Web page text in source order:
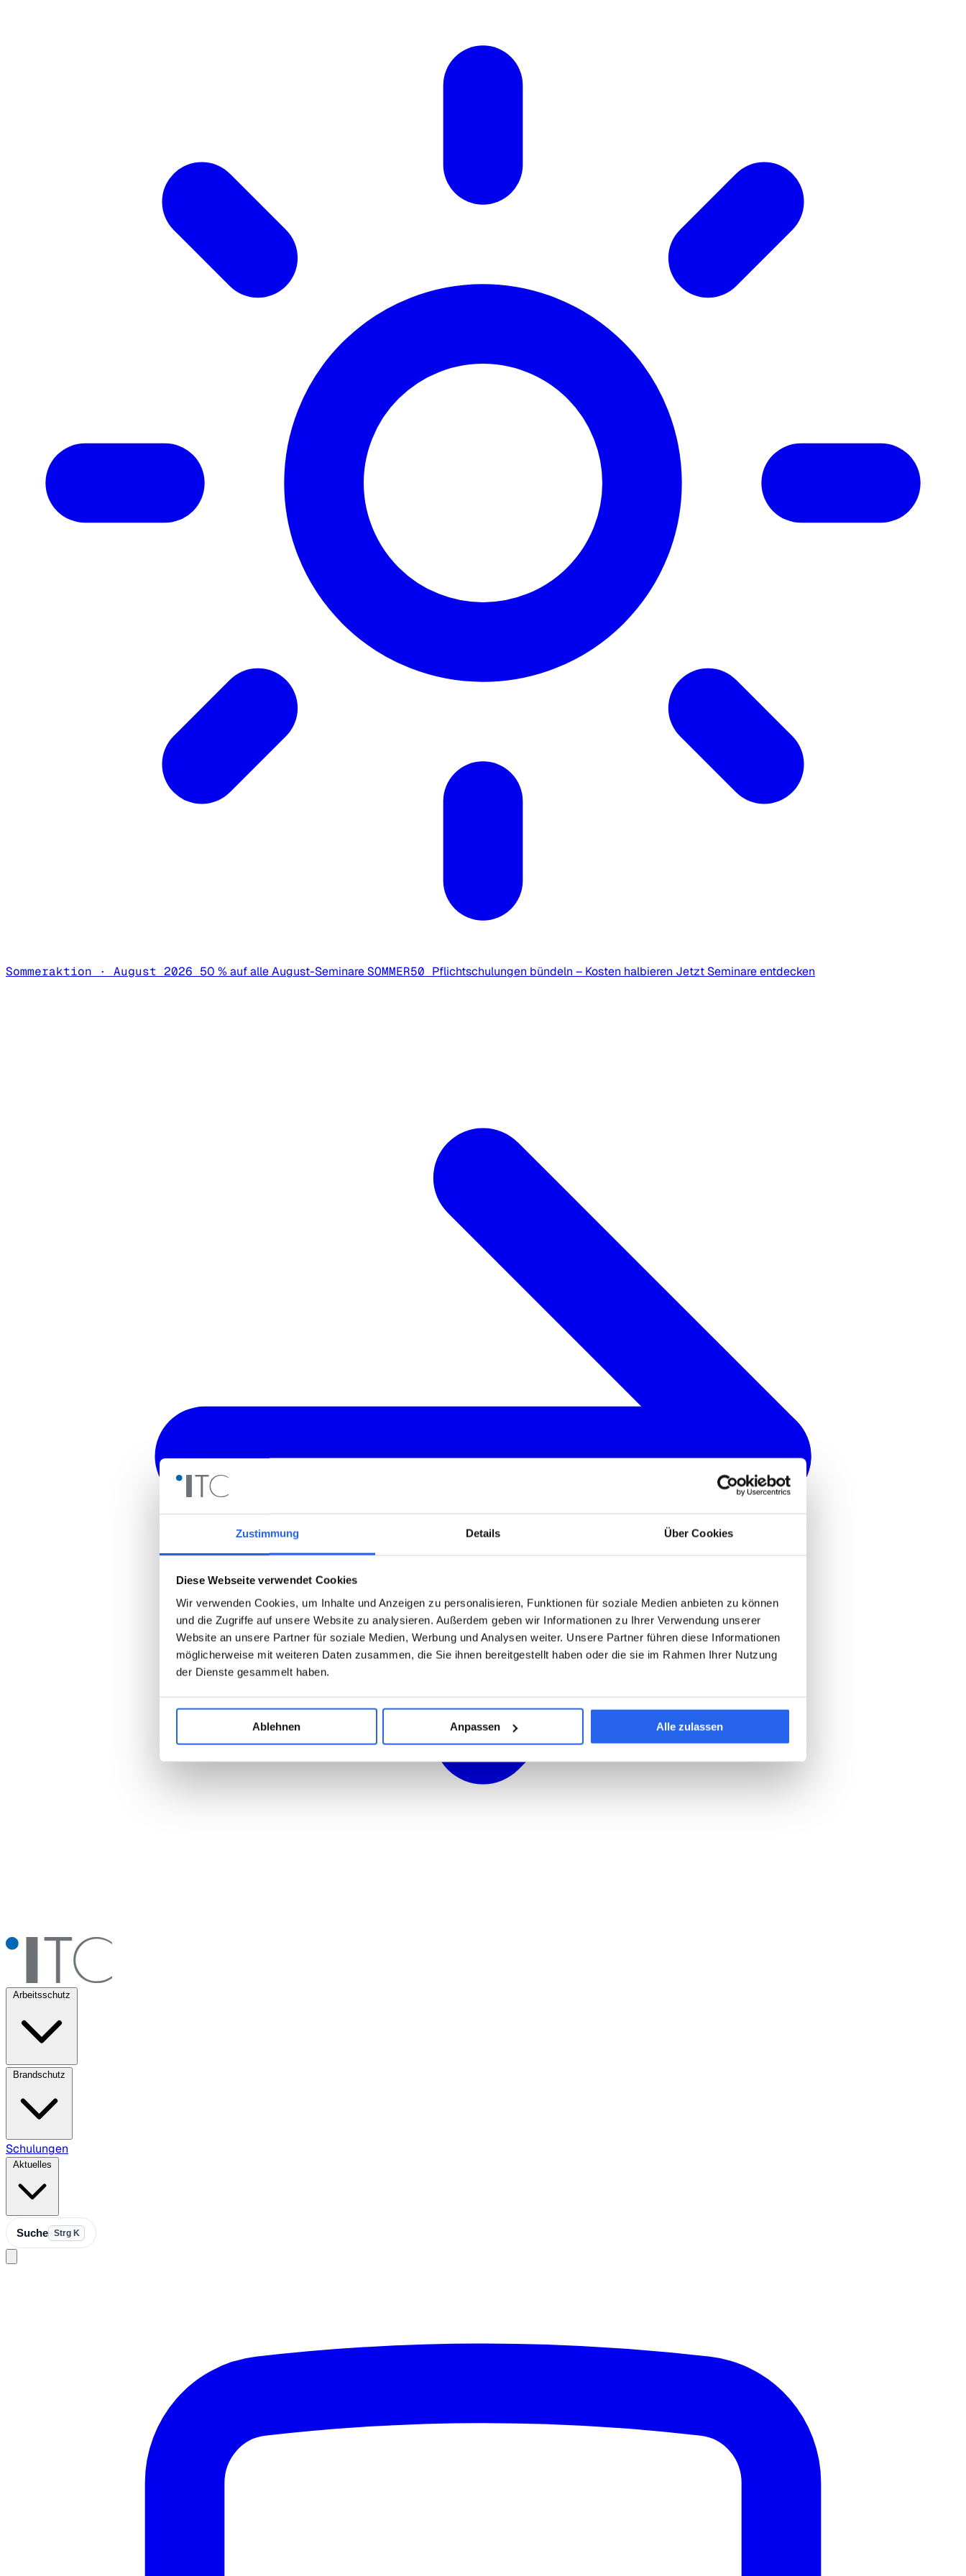
Zustimmung Details Über Cookies
Diese Webseite verwendet Cookies
Wir verwenden Cookies, um Inhalte und Anzeigen zu personalisieren, Funktionen für soziale Medien anbieten zu können
und die Zugriffe auf unsere Website zu analysieren. Außerdem geben wir Informationen zu Ihrer Verwendung unserer
Website an unsere Partner für soziale Medien, Werbung und Analysen weiter. Unsere Partner führen diese Informationen
möglicherweise mit weiteren Daten zusammen, die Sie ihnen bereitgestellt haben oder die sie im Rahmen Ihrer Nutzung
der Dienste gesammelt haben.
Ablehnen Anpassen Alle zulassen
Sommeraktion · August 2026 50 % auf alle August-SeminareSOMMER50 Pflichtschulungen bündeln – Kosten halbieren Jetzt Seminare entdecken
Arbeitsschutz
Brandschutz
Schulungen
Aktuelles
Suche Strg K